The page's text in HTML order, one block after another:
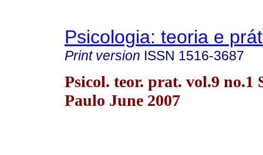
Psicologia: teoria e
Print version ISSN 1516-3687
Psicol. teor. prat. vol.9 no.1
Paulo June 2007